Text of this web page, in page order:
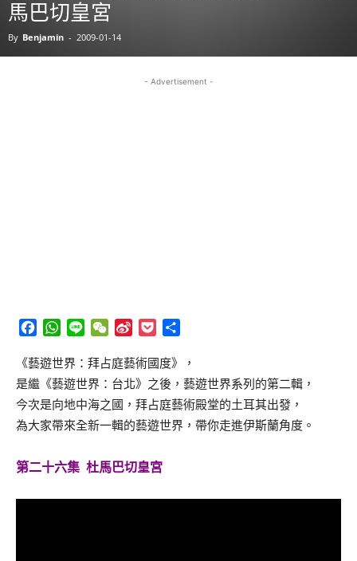
馬巴切皇宮
By Benjamin - 2009-01-14
- Advertisement -
Facebook
WhatsApp
Line WeChat
Sina
Pocket
《藝遊世界：拜占庭藝術國度》，
是繼《藝遊世界：台北》之後，藝遊世界系列的第二輯，
今次是向地中海之國，拜占庭藝術殿堂的土耳其出發，
為大家帶來全新一輯的藝遊世界，帶你走進伊斯蘭角度。
第二十六集 杜馬巴切皇宮